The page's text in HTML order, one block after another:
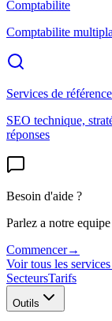
Comptabilite
Comptabilite
Services de
SEO technique,
réponses
Besoin d'aide ?
Parlez a notre equipe
Commencer→
Voir tous les services
SecteursTarifs
Outils